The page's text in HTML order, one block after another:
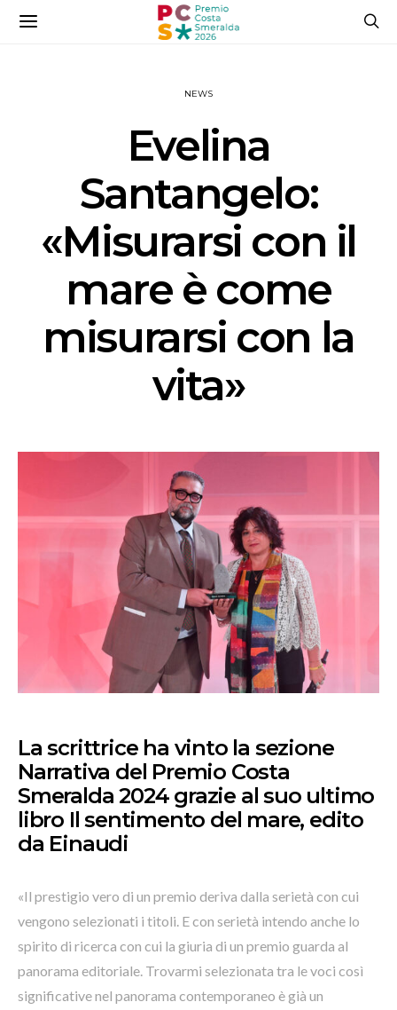
NEWS
Evelina
Santangelo:
«Misurarsi con il
mare è come
misurarsi con la
vita»
La scrittrice ha vinto la sezione
Narrativa del Premio Costa
Smeralda 2024 grazie al suo ultimo
libro Il sentimento del mare, edito
da Einaudi
«Il prestigio vero di un premio deriva dalla serietà con cui
vengono selezionati i titoli. E con serietà intendo anche lo
spirito di ricerca con cui la giuria di un premio guarda al
panorama editoriale. Trovarmi selezionata tra le voci così
significative nel panorama contemporaneo è già un